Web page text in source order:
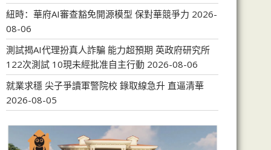
紐時：華府AI審查豁免開源模型 保對華競爭力 2026-
08-06
測試揭AI代理扮真人詐騙 能力超預期 英政府研究所
122次測試 10現未經批准自主行動 2026-08-06
就業求穩 尖子爭讀軍警院校 錄取線急升 直逼清華
2026-08-05